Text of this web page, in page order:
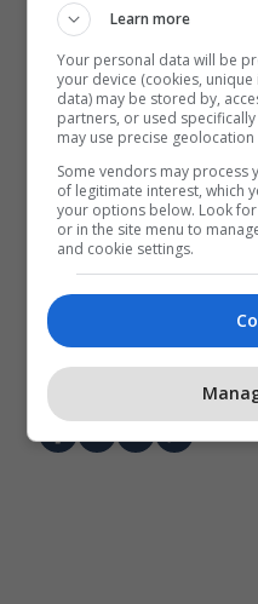
Joe Jonas Tatiana
Learn more
Your personal data will be
your device (cookies,
data) may be stored by,
partners, or used
may use precise geolocation
Some vendors may
of legitimate interest, which
your options below. Look
or in the site menu to
and cookie settings.